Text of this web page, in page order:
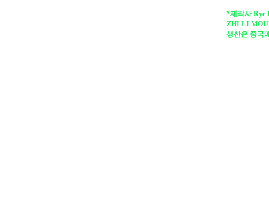
*제작사 Rye
ZHI LI
생산은 중국